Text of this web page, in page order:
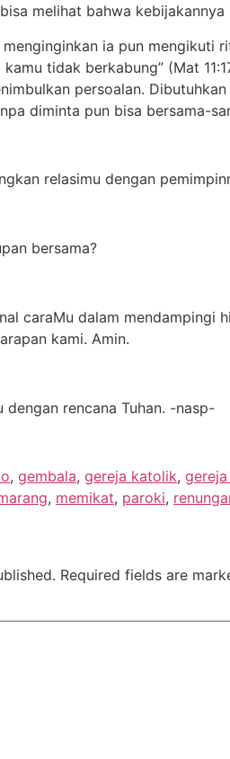
melihat bahwa
ia pun mengikuti
tidak berkabung” (Mat
persoalan.
diminta pun bisa bersama-
relasimu dengan
bersama?
caraMu dalam
kami. Amin.
rencana Tuhan. -nasp-
, gembala, gereja katolik,
, memikat, paroki,
Required fields are